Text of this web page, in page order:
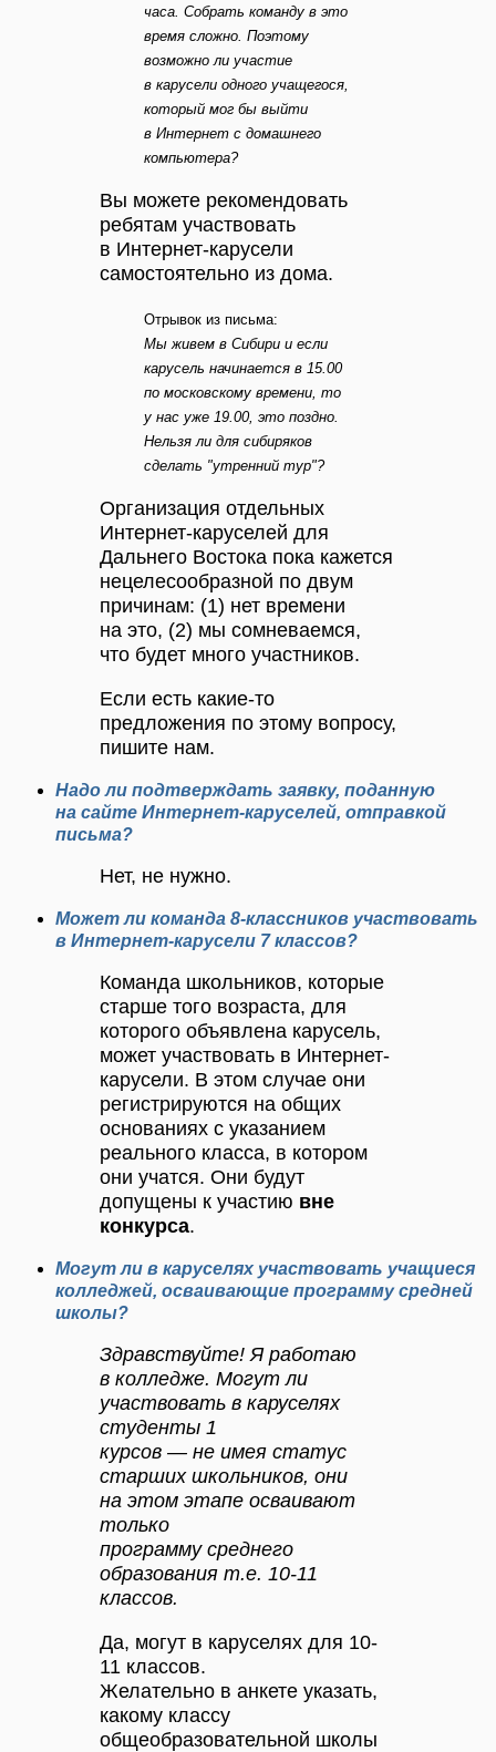
часа. Собрать команду в это
время сложно. Поэтому
возможно ли участие
в карусели одного учащегося,
который мог бы выйти
в Интернет с домашнего
компьютера?
Вы можете рекомендовать
ребятам участвовать
в Интернет-карусели
самостоятельно из дома.
Отрывок из письма:
Мы живем в Сибири и если
карусель начинается в 15.00
по московскому времени, то
у нас уже 19.00, это поздно.
Нельзя ли для сибиряков
сделать "утренний тур"?
Организация отдельных
Интернет-каруселей для
Дальнего Востока пока кажется
нецелесообразной по двум
причинам: (1) нет времени
на это, (2) мы сомневаемся,
что будет много участников.
Если есть какие-то
предложения по этому вопросу,
пишите нам.
Надо ли подтверждать заявку, поданную
на сайте Интернет-каруселей, отправкой
письма?
Нет, не нужно.
Может ли команда 8-классников участвовать
в Интернет-карусели 7 классов?
Команда школьников, которые
старше того возраста, для
которого объявлена карусель,
может участвовать в Интернет-
карусели. В этом случае они
регистрируются на общих
основаниях с указанием
реального класса, в котором
они учатся. Они будут
допущены к участию вне
конкурса.
Могут ли в каруселях участвовать учащиеся
колледжей, осваивающие программу средней
школы?
Здравствуйте! Я работаю
в колледже. Могут ли
участвовать в каруселях
студенты 1
курсов — не имея статус
старших школьников, они
на этом этапе осваивают
только
программу среднего
образования т.е. 10-11
классов.
Да, могут в каруселях для 10-
11 классов.
Желательно в анкете указать,
какому классу
общеобразовательной школы